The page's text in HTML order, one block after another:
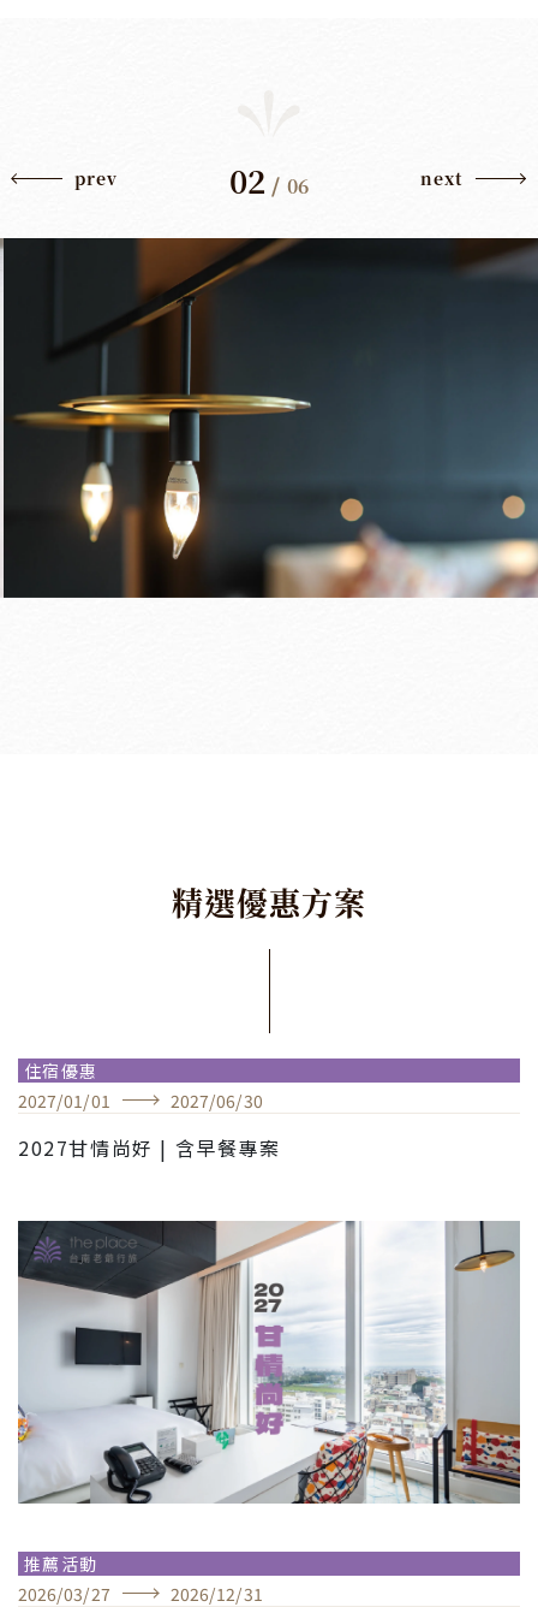
prev 02 /06 next
精選優惠方案
住宿優惠
2027/01 /01 2027/06/30
2027甘情尚好 | 含早餐專案
推薦活動
2026/03/27 2026/12/31